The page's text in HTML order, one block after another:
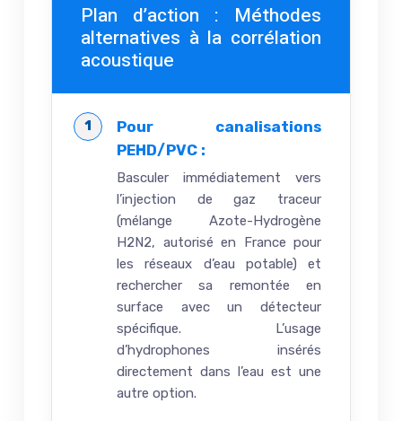
Plan d’action : Méthodes
alternatives à la corrélation
acoustique
Pour canalisations
PEHD/PVC :
Basculer immédiatement vers
l’injection de gaz traceur
(mélange Azote-Hydrogène
H2N2, autorisé en France pour
les réseaux d’eau potable) et
rechercher sa remontée en
surface avec un détecteur
spécifique. L’usage
d’hydrophones insérés
directement dans l’eau est une
autre option.